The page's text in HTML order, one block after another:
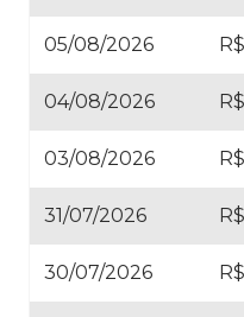
05/08/2026
04/08/2026
03/08/2026
31/07/2026
30/07/2026